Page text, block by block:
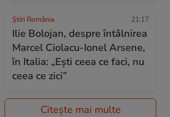
Știri România 21:17
Ilie Bolojan, despre întâlnirea
Marcel Ciolacu-Ionel Arsene,
în Italia: „Eşti ceea ce faci, nu
ceea ce zici”
Citește mai multe